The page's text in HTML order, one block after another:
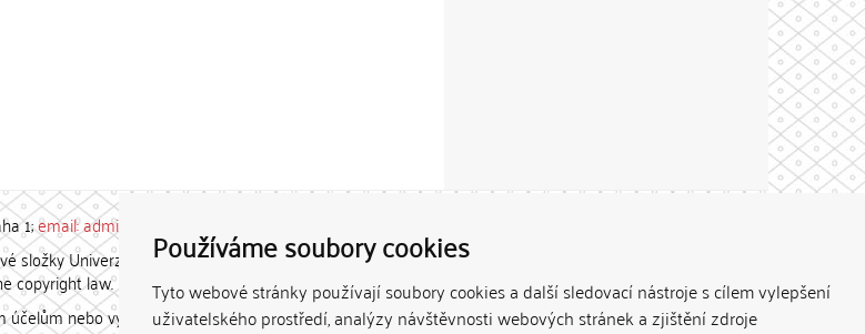
Používáme soubory cookies
Tyto webové stránky používají soubory cookies a další sledovací nástroje s cílem vylepšení
uživatelského prostředí, analýzy návštěvnosti webových stránek a zjištění zdroje
1;email: admin-repozitar [at] cuni.cz
složky Univerzity Karlovy. / Each constituent
copyright law.
nebo vydávány za studijní, vědeckou